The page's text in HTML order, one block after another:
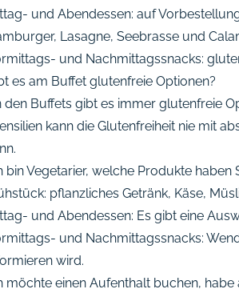
und Abendessen: auf
Lasagne, Seebrasse und
und Nachmittagssnacks:
es am Buffet glutenfreie Optionen?
den Buffets gibt es immer glutenfreie
kann die Glutenfreiheit nie mit
bin Vegetarier, welche Produkte haben
pflanzliches Getränk, Käse,
und Abendessen: Es gibt eine
und Nachmittagssnacks:
wird.
möchte einen Aufenthalt buchen,